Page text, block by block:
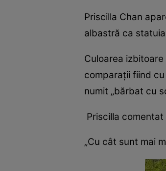
Priscilla Chan
albastră ca
Culoarea
comparaţii fiind
numit „bărbat cu
Priscilla
„Cu cât sunt mai